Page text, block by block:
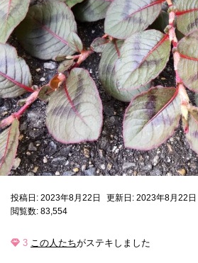
投稿日: 2023年8月22日
更新日: 2023年8月22日
閲覧数: 83,554
3 この人たちがステキしました